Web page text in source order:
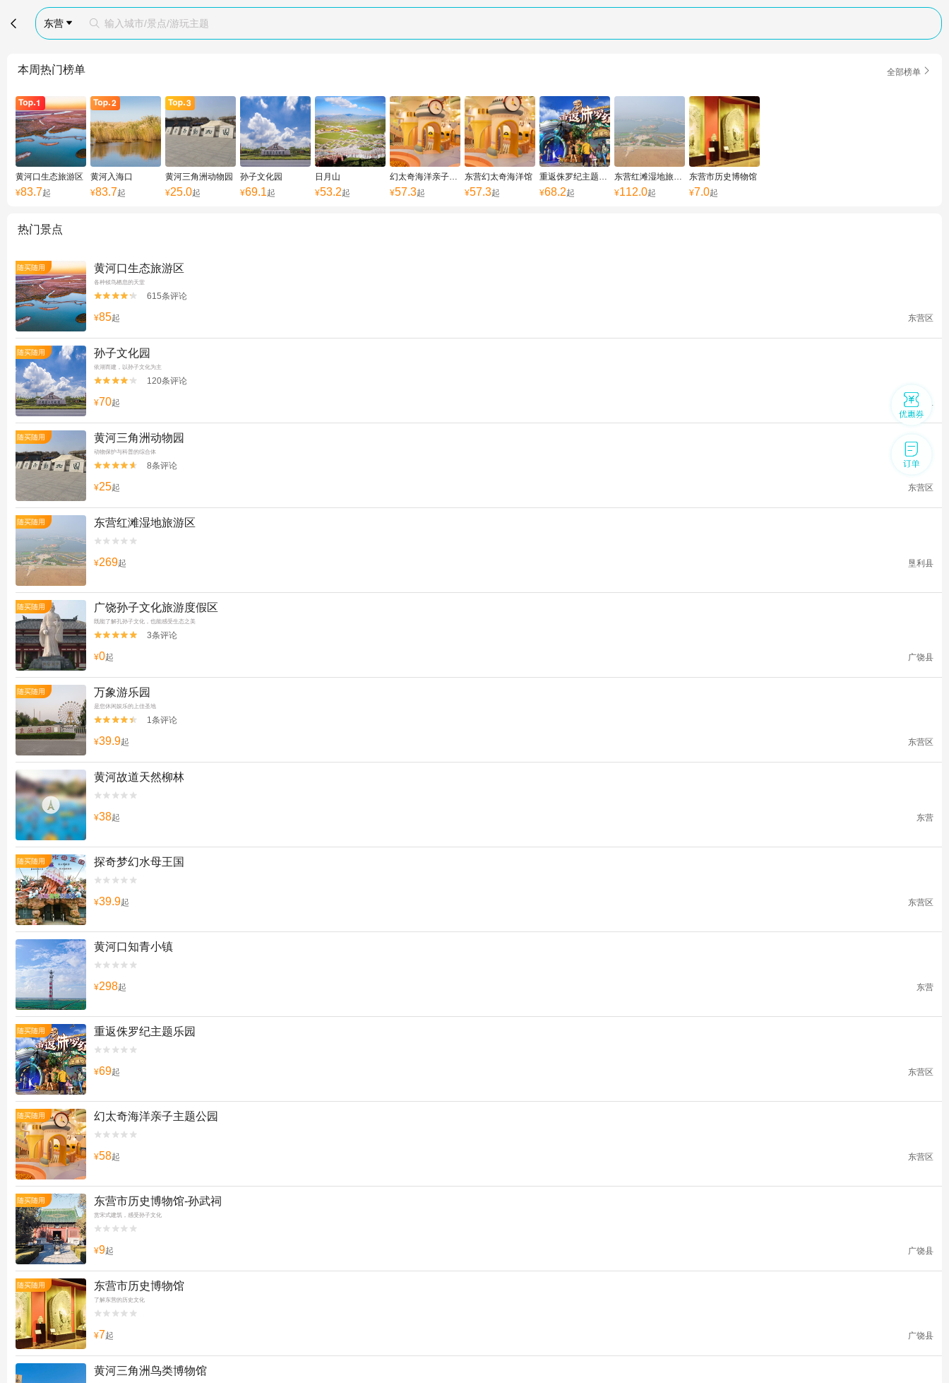
 东营   输入城市/景点/游玩主题
本周热门榜单 全部榜单 
黄河口生态旅游区
¥83.7起
黄河入海口
¥83.7起
黄河三角洲动物园
¥25.0起
孙子文化园
¥69.1起
日月山
¥53.2起
幻太奇海洋亲子主题公园
¥57.3起
东营幻太奇海洋馆
¥57.3起
重返侏罗纪主题乐园
¥68.2起
东营红滩湿地旅游区
¥112.0起
东营市历史博物馆
¥7.0起
热门景点
随买随用 黄河口生态旅游区
各种候鸟栖息的天堂

 615条评论
¥85起 东营区
随买随用 孙子文化园
依湖而建，以孙子文化为主

 120条评论
¥70起 广饶孙子...
随买随用 黄河三角洲动物园
动物保护与科普的综合体

 8条评论
¥25起 东营区
随买随用 东营红滩湿地旅游区


¥269起 垦利县
随买随用 广饶孙子文化旅游度假区
既能了解孔孙子文化，也能感受生态之美

 3条评论
¥0起 广饶县
随买随用 万象游乐园
是您休闲娱乐的上佳圣地

 1条评论
¥39.9起 东营区
黄河故道天然柳林


¥38起 东营
随买随用 探奇梦幻水母王国


¥39.9起 东营区
黄河口知青小镇


¥298起 东营
随买随用 重返侏罗纪主题乐园


¥69起 东营区
随买随用 幻太奇海洋亲子主题公园


¥58起 东营区
随买随用 东营市历史博物馆-孙武祠
赏宋式建筑，感受孙子文化


¥9起 广饶县
随买随用 东营市历史博物馆
了解东营的历史文化


¥7起 广饶县
黄河三角洲鸟类博物馆